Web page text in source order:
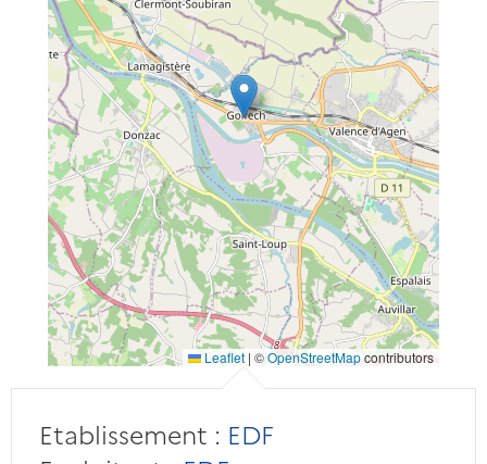
Leaflet | ©OpenStreetMapcontributors
Etablissement : EDF